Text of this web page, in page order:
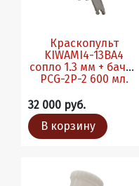
Краскопульт
KIWAMI4-13BA4
сопло 1.3 мм + бачок
PCG-2P-2 600 мл.
32 000 руб.
В корзину